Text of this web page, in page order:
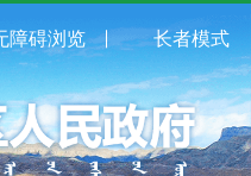
障碍浏览 长者模式